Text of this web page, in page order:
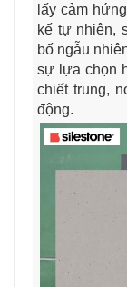
lấy cảm
kế tự nhiên,
bố ngẫu
sự lựa chọn
chiết trung,
động.